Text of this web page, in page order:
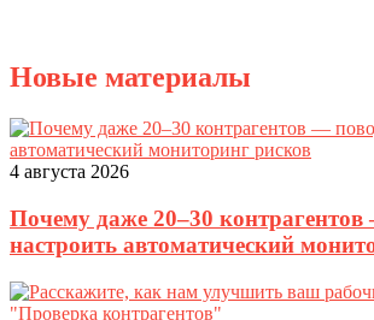
Новые материалы
4 августа 2026
Почему даже 20–30
настроить автоматический